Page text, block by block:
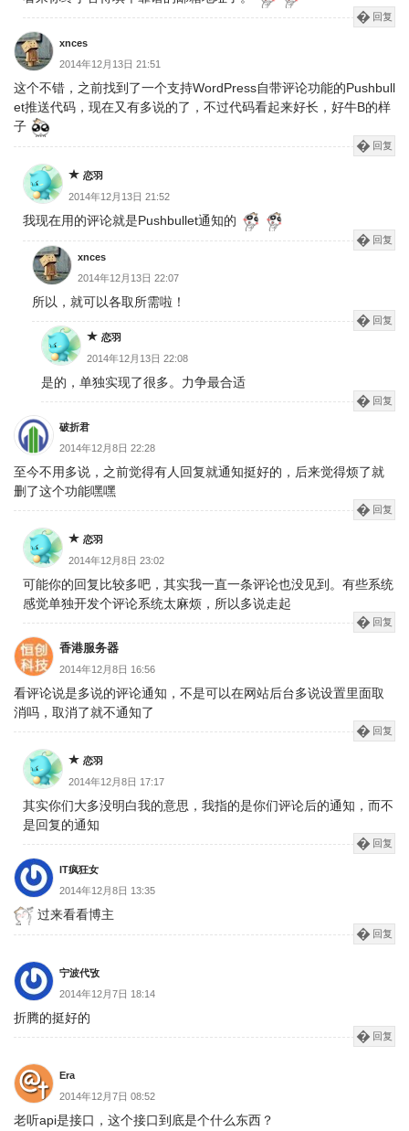
回复
xnces
2014年12月13日 21:51
这个不错，之前找到了一个支持WordPress自带评论功能的Pushbull
et推送代码，现在又有多说的了，不过代码看起来好长，好牛B的样
子
回复
恋羽
2014年12月13日 21:52
我现在用的评论就是Pushbullet通知的
回复
xnces
2014年12月13日 22:07
所以，就可以各取所需啦！
回复
恋羽
2014年12月13日 22:08
是的，单独实现了很多。力争最合适
回复
破折君
2014年12月8日 22:28
至今不用多说，之前觉得有人回复就通知挺好的，后来觉得烦了就
删了这个功能嘿嘿
回复
恋羽
2014年12月8日 23:02
可能你的回复比较多吧，其实我一直一条评论也没见到。有些系统
感觉单独开发个评论系统太麻烦，所以多说走起
回复
香港服务器
2014年12月8日 16:56
看评论说是多说的评论通知，不是可以在网站后台多说设置里面取
消吗，取消了就不通知了
回复
恋羽
2014年12月8日 17:17
其实你们大多没明白我的意思，我指的是你们评论后的通知，而不
是回复的通知
回复
IT疯狂女
2014年12月8日 13:35
过来看看博主
回复
宁波代攷
2014年12月7日 18:14
折腾的挺好的
回复
Era
2014年12月7日 08:52
老听api是接口，这个接口到底是个什么东西？